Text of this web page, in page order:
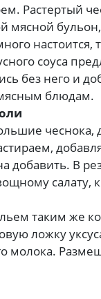
Растертый
мясной
соуса
без него и
блюдам.
чеснока,
В
салату,
таким же
ложку
молока.